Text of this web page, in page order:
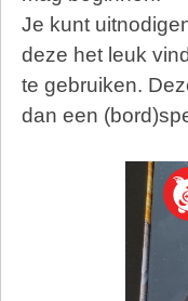
Je kunt
deze het leuk
te gebruiken.
dan een